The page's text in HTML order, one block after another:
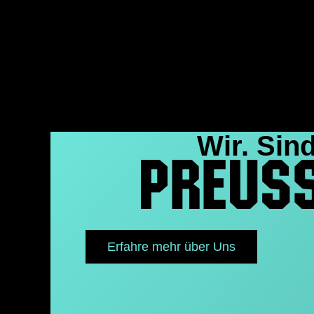
Wir.
Erfahre mehr über Uns